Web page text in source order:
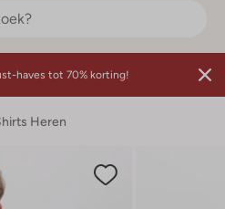
haves tot 70% korting!
Heren